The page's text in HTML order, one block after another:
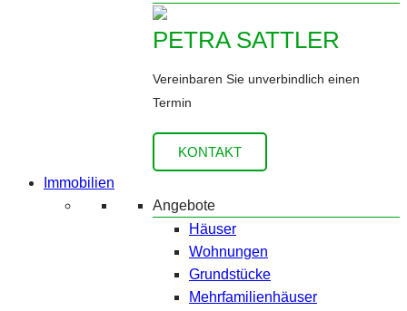
PETRA SATTLER
Vereinbaren Sie unverbindlich einen
Termin
KONTAKT
Immobilien
Angebote
Häuser
Wohnungen
Grundstücke
Mehrfamilienhäuser